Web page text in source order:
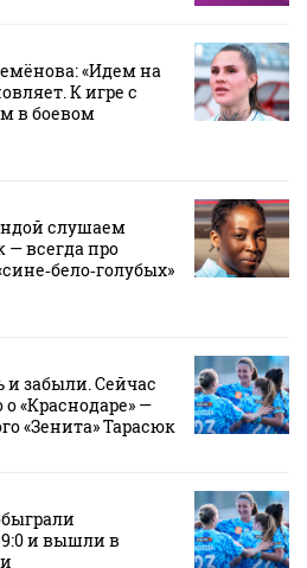
«Идем на
К игре с
в боевом
слушаем
— всегда про
и забыли. Сейчас
«Краснодаре» —
«Зенита» Тарасюк
9:0 и вышли в